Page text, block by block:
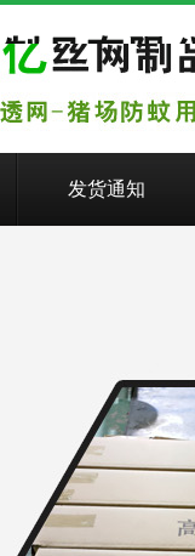
发货通知